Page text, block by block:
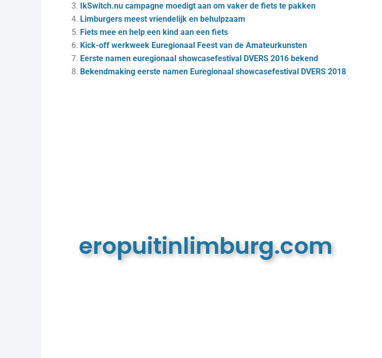
IkSwitch.nu campagne moedigt aan om vaker de fiets te pakken
Limburgers meest vriendelijk en behulpzaam
Fiets mee en help een kind aan een fiets
Kick-off werkweek Euregionaal Feest van de Amateurkunsten
Eerste namen euregionaal showcasefestival DVERS 2016 bekend
Bekendmaking eerste namen Euregionaal showcasefestival DVERS 2018
eropuitinlimburg.com